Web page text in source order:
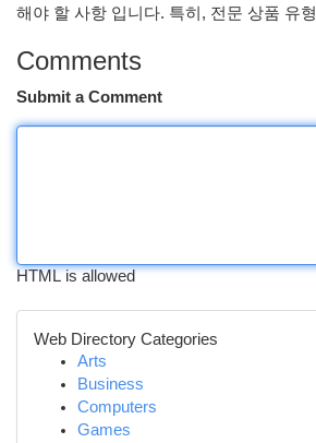
해야 할 사항 입니다. 특히, 전문 상품 유형
Comments
Submit a Comment
HTML is allowed
Web Directory Categories
Arts
Business
Computers
Games